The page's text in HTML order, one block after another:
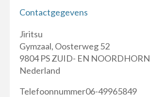
Contactgegevens
Jiritsu
Gymzaal, Oosterweg 52
9804 PS ZUID- EN NOORDHORN
Nederland
Telefoonnummer06-49965849